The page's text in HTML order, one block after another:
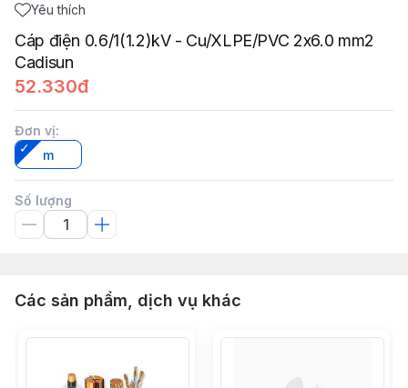
Yêu thích
Cáp điện 0.6/1(1.2)kV - Cu/XLPE/PVC 2x6.0 mm2
Cadisun
52.330đ
Đơn vị:
m
Số lượng
Các sản phẩm, dịch vụ khác